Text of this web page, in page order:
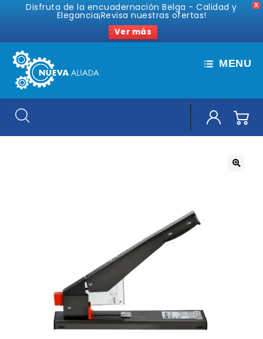
X
Disfruta de la encuadernación Belga - Calidad y
Elegancia¡Revisa nuestras ofertas!
Ver más
MENU